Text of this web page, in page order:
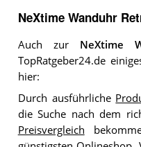
NeXtime Wanduhr
Auch zur NeXtime
TopRatgeber24.de
hier:
Durch ausführliche
die Suche nach dem
Preisvergleich